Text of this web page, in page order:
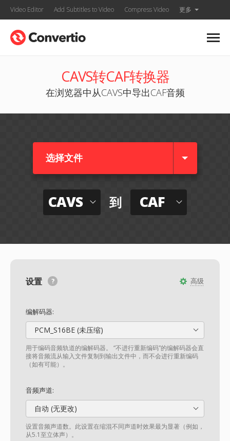
Video Editor Add Subtitles to Video Compress Video 更多
CAVS转CAF转换器
在浏览器中从CAVS中导出CAF音频
选择文件
CAVS 到 CAF
高级
设置
编解码器:
PCM_S16BE (未压缩)
用于编码音频轨道的编解码器。 “不进行重新编码”的编解码器会直
接将音频流从输入文件复制到输出文件中，而不会进行重新编码
（如有可能）。
音频声道:
自动 (无更改)
设置音频声道数。此设置在缩混不同声道时效果最为显著（例如，
从5.1至立体声）。